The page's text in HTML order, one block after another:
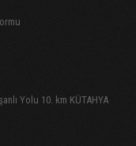
Yolu 10. km KÜTAHYA